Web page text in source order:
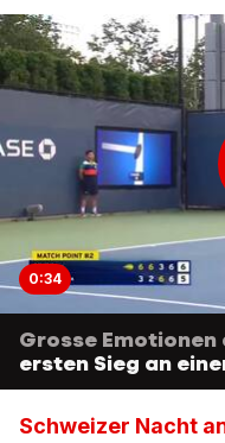
0:34
Grosse Emotionen
ersten Sieg an
Schweizer Nacht